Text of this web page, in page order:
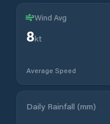
Wind Avg
8kt
Average Speed
Daily Rainfall (mm)